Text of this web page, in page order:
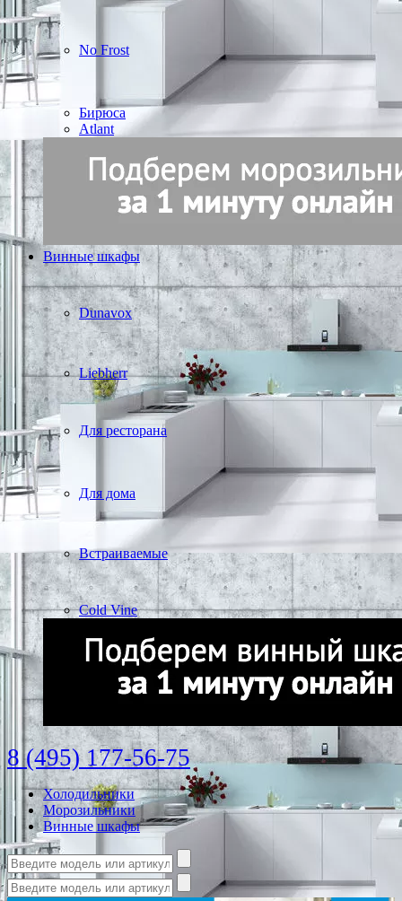
No Frost
Бирюса
Atlant
Винные шкафы
Dunavox
Liebherr
Для ресторана
Для дома
Встраиваемые
Cold Vine
8 (495) 177-56-75
Холодильники
Морозильники
Винные шкафы